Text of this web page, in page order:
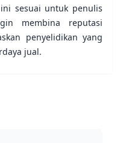
sesuai untuk penulis
membina reputasi
penyelidikan yang
jual.